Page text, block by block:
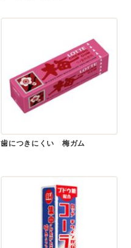
歯につきにくい 梅ガム